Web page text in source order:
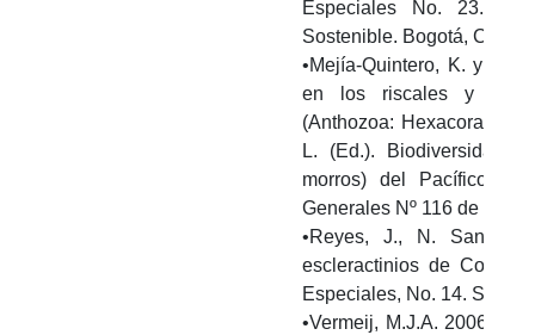
Especiales No. 23.
Sostenible. Bogotá,
•Mejía-Quintero, K. y L.
en los riscales y
(Anthozoa: Hexacorallia y
L. (Ed.). Biodiversidad
morros) del Pacífico
Generales Nº 116 de
•Reyes, J., N.
escleractinios de
Especiales, No. 14. Santa
•Vermeij, M.J.A. 2006.